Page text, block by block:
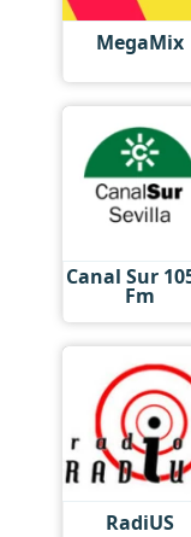
MegaMix
Canal Sur
Fm
RadiUS